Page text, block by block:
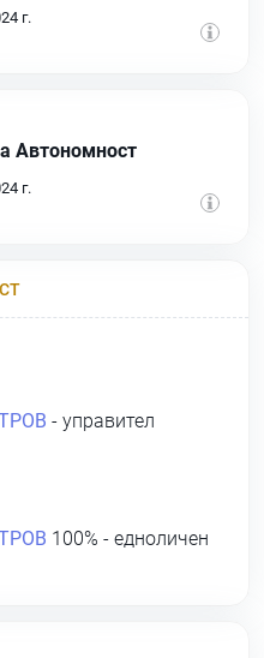
г.
Автономност
г.
- управител
100% - едноличен